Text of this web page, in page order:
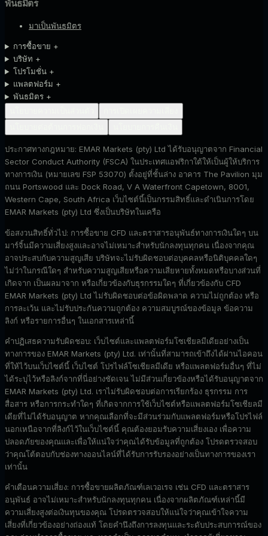
พันธมิตร
มาเป็นพันธมิตร
การซื้อขาย +
บริษัท +
โปรโมชั่น +
แพลตฟอร์ม +
พันธมิตร +
ประกาศทางกฎหมาย: EMAR Markets (pty) Ltd ได้รับอนุญาตจาก Financial
Sector Conduct Authority (FSCA) ในประเทศแอฟริกาใต้ให้เป็นผู้ให้บริการ
ทางการเงิน (หมายเลข FSP 53070) ตั้งอยู่ที่ชั้นล่าง อาคาร The Pavilion มุม
ถนน Portswood และ Dock Road, V A Waterfront Capetown, 8001,
Western Cape, South Africa เว็บไซต์นี้เป็นกรรมสิทธิ์และดำเนินการโดย
EMAR Markets (pty) Ltd ซึ่งเป็นบริษัทในเครือ
ข้อสงวนสิทธิ์ทั่วไป: การซื้อขาย CFD และตราสารอนุพันธ์ทางการเงินใดๆ บน
มาร์จิ้นมีความเสี่ยงสูงและอาจไม่เหมาะสำหรับนักลงทุนทุกคน เนื่องจากคุณ
อาจประสบกับความสูญเสีย บริษัทจะไม่รับผิดชอบต่อบุคคลหรือนิติบุคคลใดๆ
ไม่ว่าในกรณีใดๆ สำหรับความสูญเสียหรือความเสียหายทั้งหมดหรือบางส่วนที่
เกิดจาก เป็นผลมาจาก หรือเกี่ยวข้องกับธุรกรรมใดๆ ที่เกี่ยวข้องกับ CFD
EMAR Markets (pty) Ltd ไม่รับผิดชอบต่อข้อผิดพลาด ความไม่ถูกต้อง หรือ
การละเว้น และไม่รับประกันความถูกต้อง ความสมบูรณ์ของข้อมูล ข้อความ
ลิงก์ หรือรายการอื่นๆ ในเอกสารเหล่านี้
คำปฏิเสธความรับผิดชอบ: เว็บไซต์และแพลตฟอร์มโซเชียลมีเดียอย่างเป็น
ทางการของ EMAR Markets (pty) Ltd. เท่านั้นที่สามารถเข้าถึงได้ผ่านไอคอน
ที่ให้ไว้บนเว็บไซต์นี้ เว็บไซต์ โปรไฟล์โซเชียลมีเดีย หรือแพลตฟอร์มอื่นๆ ที่ไม่
ได้ระบุไว้หรือลิงก์จากที่นี่อย่างชัดเจน ไม่มีส่วนเกี่ยวข้องหรือได้รับอนุญาตจาก
EMAR Markets (pty) Ltd. เราไม่รับผิดชอบต่อการเรียกร้อง ธุรกรรม การ
สื่อสาร หรือการกระทำใดๆ ที่เกิดจากการใช้เว็บไซต์หรือแพลตฟอร์มโซเชียลมี
เดียที่ไม่ได้รับอนุญาต หากคุณเลือกที่จะมีส่วนร่วมกับแพลตฟอร์มหรือโปรไฟล์
นอกเหนือจากที่ลิงก์ไว้ในเว็บไซต์นี้ คุณต้องยอมรับความเสี่ยงเอง เพื่อความ
ปลอดภัยของคุณและเพื่อให้แน่ใจว่าคุณได้รับข้อมูลที่ถูกต้อง โปรดตรวจสอบ
ว่าคุณโต้ตอบกับช่องทางออนไลน์ที่ได้รับการรับรองอย่างเป็นทางการของเรา
เท่านั้น
คำเตือนความเสี่ยง: การซื้อขายผลิตภัณฑ์เลเวอเรจ เช่น CFD และตราสาร
อนุพันธ์ อาจไม่เหมาะสำหรับนักลงทุนทุกคน เนื่องจากผลิตภัณฑ์เหล่านี้มี
ความเสี่ยงสูงต่อเงินทุนของคุณ โปรดตรวจสอบให้แน่ใจว่าคุณเข้าใจความ
เสี่ยงที่เกี่ยวข้องอย่างถ่องแท้ โดยคำนึงถึงการลงทุนและระดับประสบการณ์ของ